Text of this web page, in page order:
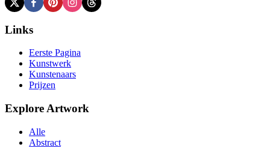
Links
Eerste Pagina
Kunstwerk
Kunstenaars
Prijzen
Explore Artwork
Alle
Abstract